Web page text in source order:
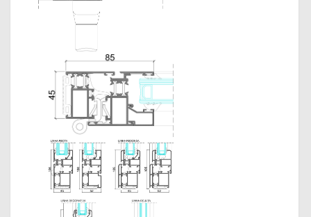
Detalles
Pormenores AT
Catálogo
Técnico
Catálogo
Técnico AT
Catálogo
General AT
Nova tabela
bites AT - 03-2022